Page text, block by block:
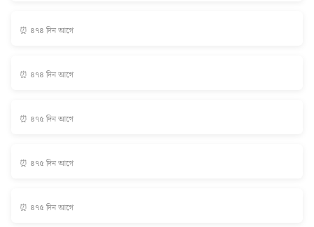
⏰ ৪৭৪ দিন আগে
⏰ ৪৭৪ দিন আগে
⏰ ৪৭৫ দিন আগে
⏰ ৪৭৫ দিন আগে
⏰ ৪৭৫ দিন আগে